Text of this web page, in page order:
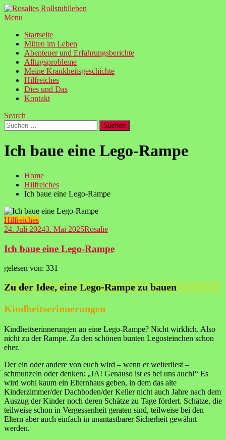
Skip
To
Menu
Startseite
Mitten im Leben
Abenteuer und Erfahrungsberichte
Alltagsprobleme
Meine Krankheitsgeschichte
Hilfreiches
Dies und Das
Kontakt
Search
Suchen
nach:
Ich baue eine Lego-Rampe
Home
Hilfreiches
Ich baue eine Lego-Rampe
Hilfreiches
24. Juli 20243. Mai 2025Rosalie
Ich baue eine Lego-Rampe
gelesen von: 331
Zu der Idee, eine Lego-Rampe zu bauen
Kindheitserinnerungen
Kindheitserinnerungen an eine Lego-Rampe? Nicht wirklich. Also
nicht zu der Rampe. Zu den schönen bunten Legosteinchen schon
eher.
Der ein oder andere von euch wird – wenn er weiterliest –
schmunzeln oder denken: „JA! Genauso ist es bei uns auch!“ Es
wird wohl kaum ein Elternhaus geben, in dem das alte
Kinderzimmer/der Dachboden/der Keller nicht auch Jahre nach dem
Auszug der Kinder noch deren Schätze zu Tage fördert. Schätze, die
teilweise schon in Vergessenheit geraten sind, teilweise bei den
Eltern aber auch einfach in unantastbarer Sicherheit gewähnt
werden.